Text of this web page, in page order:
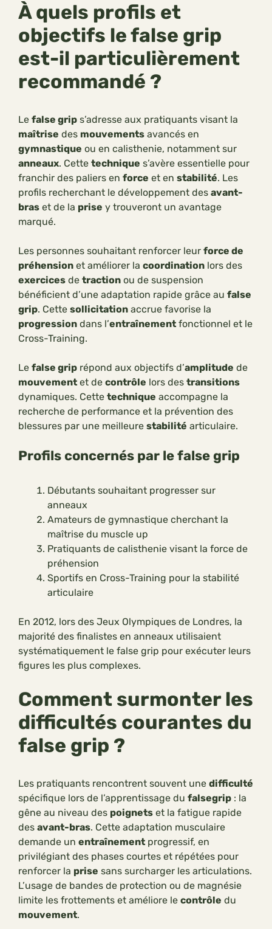
À quels profils et
objectifs le false grip
est-il particulièrement
recommandé ?
Le false grip s’adresse aux pratiquants visant la
maîtrise des mouvements avancés en
gymnastique ou en calisthenie, notamment sur
anneaux. Cette technique s’avère essentielle pour
franchir des paliers en force et en stabilité. Les
profils recherchant le développement des avant-
bras et de la prise y trouveront un avantage
marqué.
Les personnes souhaitant renforcer leur force de
préhension et améliorer la coordination lors des
exercices de traction ou de suspension
bénéficient d’une adaptation rapide grâce au false
grip. Cette sollicitation accrue favorise la
progression dans l’entraînement fonctionnel et le
Cross-Training.
Le false grip répond aux objectifs d’amplitude de
mouvement et de contrôle lors des transitions
dynamiques. Cette technique accompagne la
recherche de performance et la prévention des
blessures par une meilleure stabilité articulaire.
Profils concernés par le false grip
Débutants souhaitant progresser sur
anneaux
Amateurs de gymnastique cherchant la
maîtrise du muscle up
Pratiquants de calisthenie visant la force de
préhension
Sportifs en Cross-Training pour la stabilité
articulaire
En 2012, lors des Jeux Olympiques de Londres, la
majorité des finalistes en anneaux utilisaient
systématiquement le false grip pour exécuter leurs
figures les plus complexes.
Comment surmonter les
difficultés courantes du
false grip ?
Les pratiquants rencontrent souvent une difficulté
spécifique lors de l’apprentissage du falsegrip : la
gêne au niveau des poignets et la fatigue rapide
des avant-bras. Cette adaptation musculaire
demande un entraînement progressif, en
privilégiant des phases courtes et répétées pour
renforcer la prise sans surcharger les articulations.
L’usage de bandes de protection ou de magnésie
limite les frottements et améliore le contrôle du
mouvement.